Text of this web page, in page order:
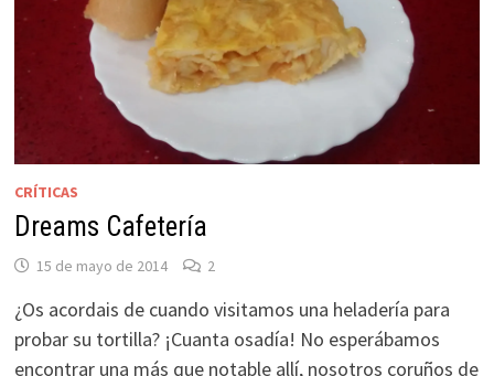
CRÍTICAS
Dreams Cafetería
15 de mayo de 2014 2
¿Os acordais de cuando visitamos una heladería para
probar su tortilla? ¡Cuanta osadía! No esperábamos
encontrar una más que notable allí, nosotros coruños de